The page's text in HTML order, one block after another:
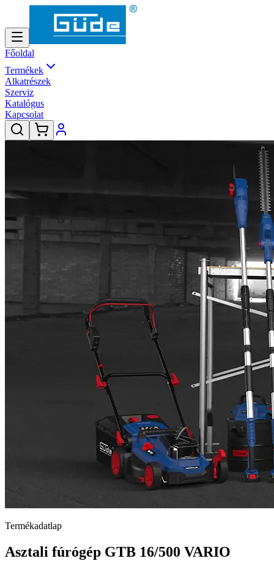
Főoldal
Termékek
Alkatrészek
Szerviz
Katalógus
Kapcsolat
Termékadatlap
Asztali fúrógép GTB 16/500 VARIO